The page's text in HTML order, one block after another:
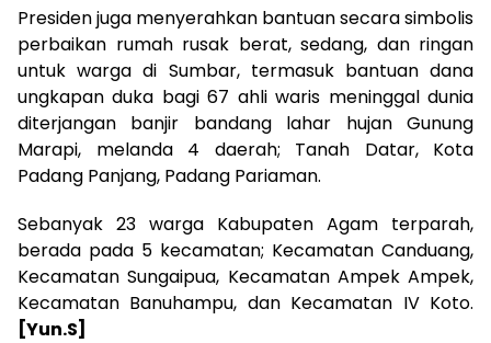
Presiden juga menyerahkan bantuan secara simbolis
perbaikan rumah rusak berat, sedang, dan ringan
untuk warga di Sumbar, termasuk bantuan dana
ungkapan duka bagi 67 ahli waris meninggal dunia
diterjangan banjir bandang lahar hujan Gunung
Marapi, melanda 4 daerah; Tanah Datar, Kota
Padang Panjang, Padang Pariaman.
Sebanyak 23 warga Kabupaten Agam terparah,
berada pada 5 kecamatan; Kecamatan Canduang,
Kecamatan Sungaipua, Kecamatan Ampek Ampek,
Kecamatan Banuhampu, dan Kecamatan IV Koto.
[Yun.S]